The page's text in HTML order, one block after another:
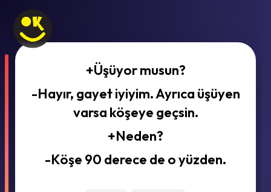
+Üşüyor musun?
-Hayır, gayet iyiyim. Ayrıca üşüyen
varsa köşeye geçsin.
+Neden?
-Köşe 90 derece de o yüzden.